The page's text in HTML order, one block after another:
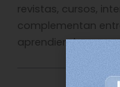
revistas, cursos,
complementan
aprendiendo para